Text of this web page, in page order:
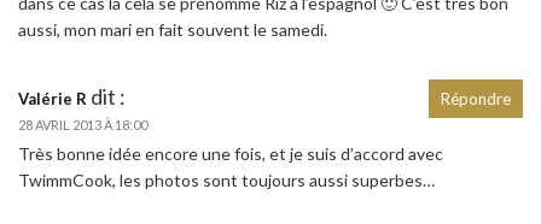
aussi, mon mari en fait souvent le samedi.
Valérie R dit :
28 AVRIL 2013 À 18:00
Très bonne idée encore une fois, et je suis d’accord avec
TwimmCook, les photos sont toujours aussi superbes…
Répondre